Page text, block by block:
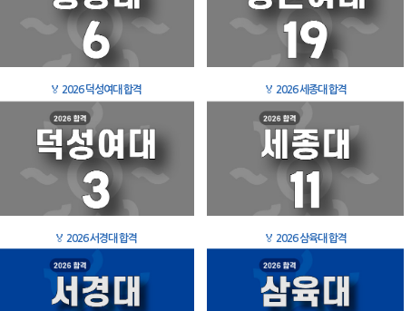
🏅 2026 덕성여대 합격 🏅 2026 세종대 합격
🏅 2026 서경대 합격 🏅 2026 삼육대 합격